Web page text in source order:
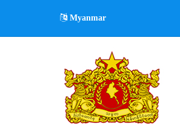
main
Myanmar